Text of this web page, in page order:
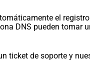
el
DNS pueden tomar
ticket de soporte y